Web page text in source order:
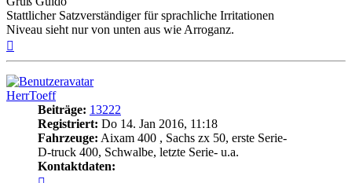
Stattlicher Satzverständiger für sprachliche Irritationen
Niveau sieht nur von unten aus wie Arroganz.
HerrToeff
Beiträge: 13222
Registriert: Do 14. Jan 2016, 11:18
Fahrzeuge: Aixam 400 , Sachs zx 50, erste Serie-
D-truck 400, Schwalbe, letzte Serie- u.a.
Kontaktdaten: